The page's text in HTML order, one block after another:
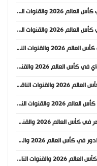
موعد مباراة العراق والنرويج في كأس العالم 2026 والقنوات الناقلة
موعد مباراة فرنسا والسنغال في كأس العالم 2026 والقنوات الناقلة
موعد مباراة إيران ونيوزيلندا في كأس العالم 2026 والقنوات الناقلة
موعد مباراة السعودية وأوروغواي في كأس العالم 2026 والقنوات الناقلة
موعد مباراة بلجيكا ومصر في كأس العالم 2026 والقنوات الناقلة
موعد مباراة السويد وتونس في كأس العالم 2026 والقنوات الناقلة
موعد مباراة إسبانيا والرأس الأخضر في كأس العالم 2026 والقنوات الناقلة
موعد مباراة ساحل العاج والإكوادور في كأس العالم 2026 والقنوات الناقلة
موعد مباراة أستراليا وتركيا في كأس العالم 2026 والقنوات الناقلة